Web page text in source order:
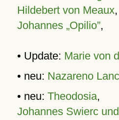
Hildebert von Meaux,
Johannes „Opilio”,
• Update: Marie von
• neu: Nazareno
• neu: Theodosia,
Johannes Swierc